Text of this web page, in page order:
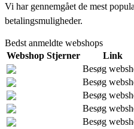
Vi har gennemgået de mest
betalingsmuligheder.
Bedst anmeldte webshops
Webshop Stjerner
Link
Besøg
Besøg
Besøg
Besøg
Besøg